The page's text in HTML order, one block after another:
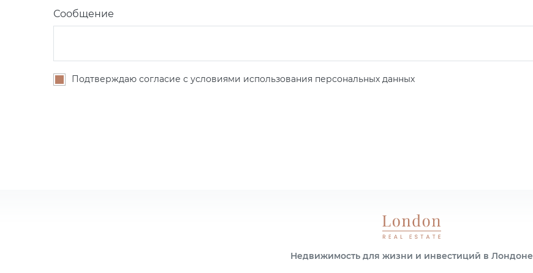
Сообщение
Подтверждаю согласие с условиями использования персональных данных
Недвижимость для жизни и инвестиций в Лондоне